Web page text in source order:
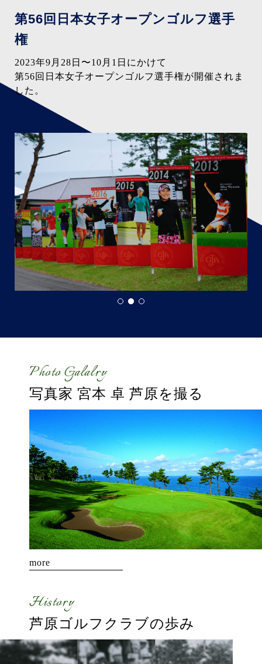
第56回日本女子オープンゴルフ選手
権
2023年9月28日〜10月1日にかけて
第56回日本女子オープンゴルフ選手権が開催されま
した。
Photo Galalry
写真家 宮本 卓 芦原を撮る
more
History
芦原ゴルフクラブの歩み